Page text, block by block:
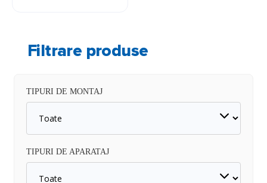
Filtrare produse
TIPURI DE MONTAJ
TIPURI DE APARATAJ